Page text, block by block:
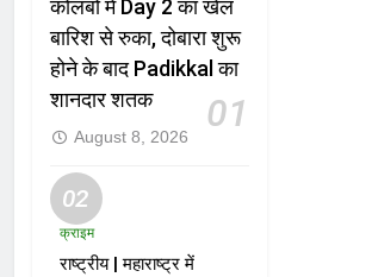
कोलंबो में Day 2 का खेल
बारिश से रुका, दोबारा शुरू
होने के बाद Padikkal का
शानदार शतक
01
August 8, 2026
02
क्राइम
राष्ट्रीय | महाराष्ट्र में